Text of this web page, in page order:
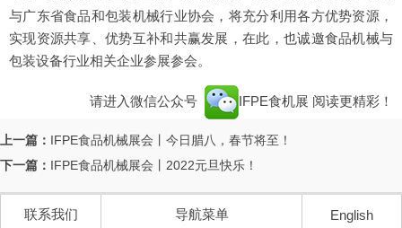
与广东省食品和包装机械行业协会，将充分利用各方优势资源，
实现资源共享、优势互补和共赢发展，在此，也诚邀食品机械与
包装设备行业相关企业参展参会。
请进入微信公众号 IFPE食机展 阅读更精彩！
上一篇： IFPE食品机械展会丨今日腊八，春节将至！
下一篇： IFPE食品机械展会丨2022元旦快乐！
联系我们 导航菜单 English